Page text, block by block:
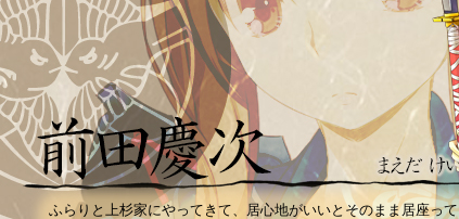
ふらりと上杉家にやってきて、居心地がいいとそのまま居座って